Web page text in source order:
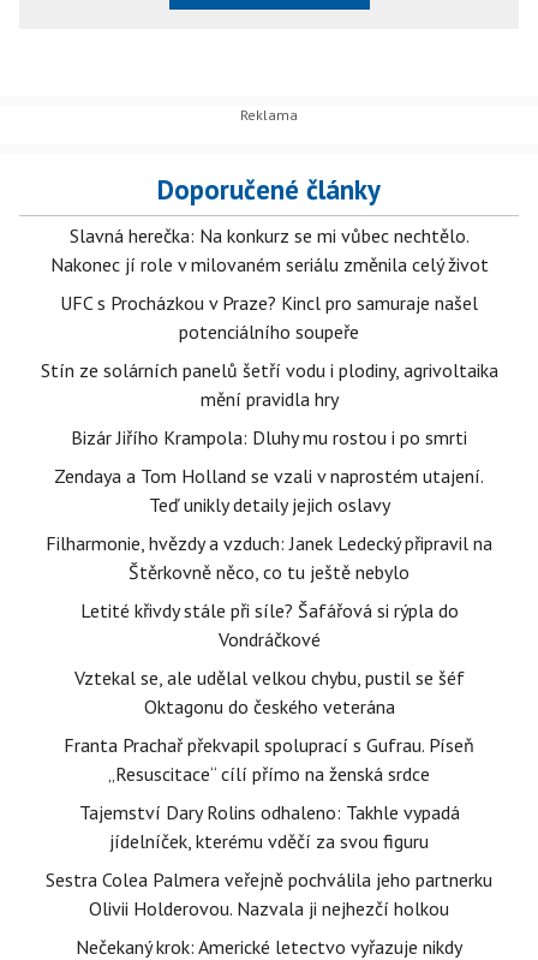
Doporučené články
Slavná herečka: Na konkurz se mi vůbec nechtělo.
Nakonec jí role v milovaném seriálu změnila celý život
UFC s Procházkou v Praze? Kincl pro samuraje našel
potenciálního soupeře
Stín ze solárních panelů šetří vodu i plodiny, agrivoltaika
mění pravidla hry
Bizár Jiřího Krampola: Dluhy mu rostou i po smrti
Zendaya a Tom Holland se vzali v naprostém utajení.
Teď unikly detaily jejich oslavy
Filharmonie, hvězdy a vzduch: Janek Ledecký připravil na
Štěrkovně něco, co tu ještě nebylo
Letité křivdy stále při síle? Šafářová si rýpla do
Vondráčkové
Vztekal se, ale udělal velkou chybu, pustil se šéf
Oktagonu do českého veterána
Franta Prachař překvapil spoluprací s Gufrau. Píseň
„Resuscitace“ cílí přímo na ženská srdce
Tajemství Dary Rolins odhaleno: Takhle vypadá
jídelníček, kterému vděčí za svou figuru
Sestra Colea Palmera veřejně pochválila jeho partnerku
Olivii Holderovou. Nazvala ji nejhezčí holkou
Nečekaný krok: Americké letectvo vyřazuje nikdy